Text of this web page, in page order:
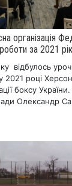
організація
за 2021 рік
відбулось
2021 році
боксу
Олександр